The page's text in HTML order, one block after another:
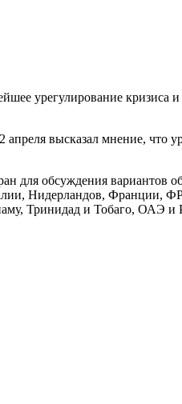
урегулирование кризиса
высказал мнение, что
для обсуждения вариантов
Нидерландов, Франции,
Тринидад и Тобаго, ОАЭ и